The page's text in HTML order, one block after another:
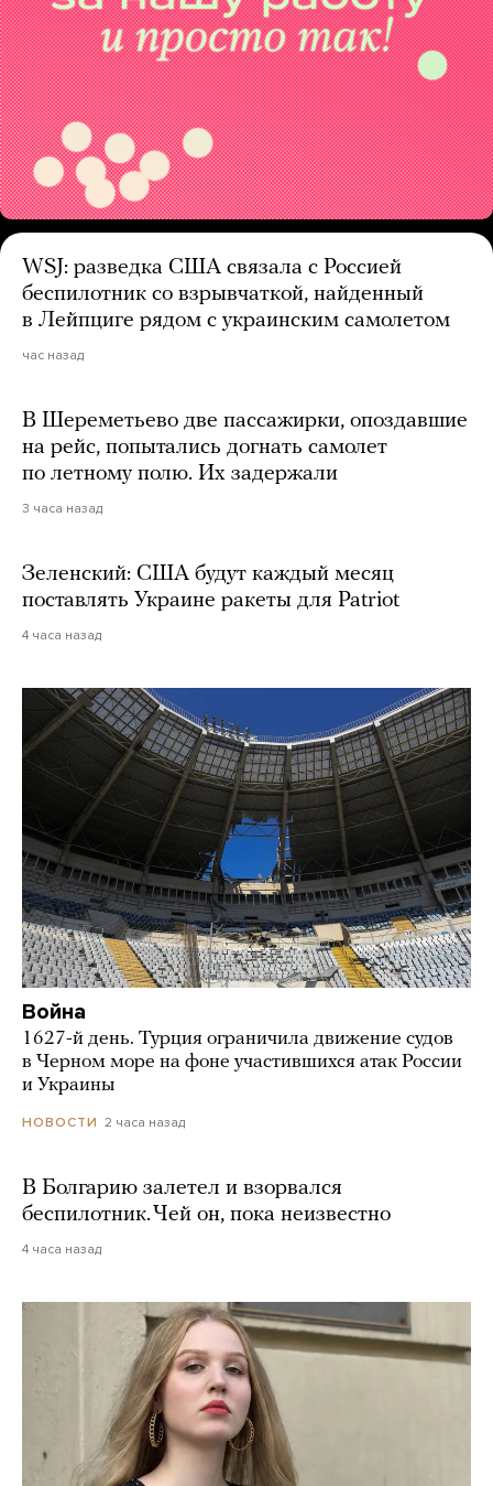
WSJ: разведка США связала с Россией
беспилотник со взрывчаткой, найденный
в Лейпциге рядом с украинским самолетом
час назад
В Шереметьево две пассажирки, опоздавшие
на рейс, попытались догнать самолет
по летному полю. Их задержали
3 часа назад
Зеленский: США будут каждый месяц
поставлять Украине ракеты для Patriot
4 часа назад
Война
1627-й день. Турция ограничила движение судов
в Черном море на фоне участившихся атак России
и Украины
НОВОСТИ 2 часа назад
В Болгарию залетел и взорвался
беспилотник. Чей он, пока неизвестно
4 часа назад